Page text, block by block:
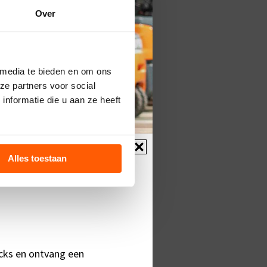
Over
te bieden en om ons
partners voor social
die u aan ze heeft
Alles toestaan
en
en ontvang een
worden altijd met
en door eigen vervoer
beschrijving + prijzen retour.